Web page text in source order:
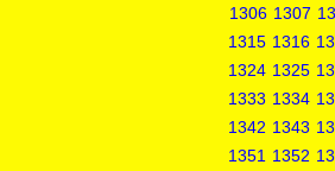
1306 1307
1315 1316
1324 1325
1333 1334
1342 1343
1351 1352